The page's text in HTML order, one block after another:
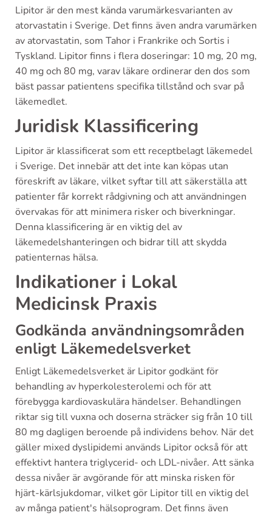
Lipitor är den mest kända varumärkesvarianten av
atorvastatin i Sverige. Det finns även andra varumärken
av atorvastatin, som Tahor i Frankrike och Sortis i
Tyskland. Lipitor finns i flera doseringar: 10 mg, 20 mg,
40 mg och 80 mg, varav läkare ordinerar den dos som
bäst passar patientens specifika tillstånd och svar på
läkemedlet.
Juridisk Klassificering
Lipitor är klassificerat som ett receptbelagt läkemedel
i Sverige. Det innebär att det inte kan köpas utan
föreskrift av läkare, vilket syftar till att säkerställa att
patienter får korrekt rådgivning och att användningen
övervakas för att minimera risker och biverkningar.
Denna klassificering är en viktig del av
läkemedelshanteringen och bidrar till att skydda
patienternas hälsa.
Indikationer i Lokal
Medicinsk Praxis
Godkända användningsområden
enligt Läkemedelsverket
Enligt Läkemedelsverket är Lipitor godkänt för
behandling av hyperkolesterolemi och för att
förebygga kardiovaskulära händelser. Behandlingen
riktar sig till vuxna och doserna sträcker sig från 10 till
80 mg dagligen beroende på individens behov. När det
gäller mixed dyslipidemi används Lipitor också för att
effektivt hantera triglycerid- och LDL-nivåer. Att sänka
dessa nivåer är avgörande för att minska risken för
hjärt-kärlsjukdomar, vilket gör Lipitor till en viktig del
av många patient's hälsoprogram. Det finns även